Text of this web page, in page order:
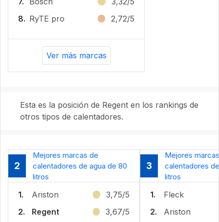
8. RyTE pro 2,72/5
Ver más marcas
Esta es la posición de Regent en los rankings de
otros tipos de calentadores.
2
Mejores marcas de
calentadores de agua de 80
litros
1. Ariston
3,75/5
2.
Regent
3,67/5
3
Mejores
calentadores
litros
1.
Fleck
2.
Ariston